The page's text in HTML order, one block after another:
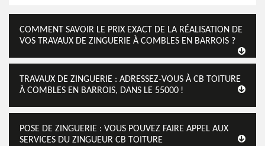
COMMENT SAVOIR LE PRIX EXACT DE LA RÉALISATION DE
VOS TRAVAUX DE ZINGUERIE À COMBLES EN BARROIS ?
TRAVAUX DE ZINGUERIE : ADRESSEZ-VOUS À CB TOITURE
À COMBLES EN BARROIS, DANS LE 55000 !
POSE DE ZINGUERIE : VOUS POUVEZ FAIRE APPEL AUX
SERVICES DU ZINGUEUR CB TOITURE